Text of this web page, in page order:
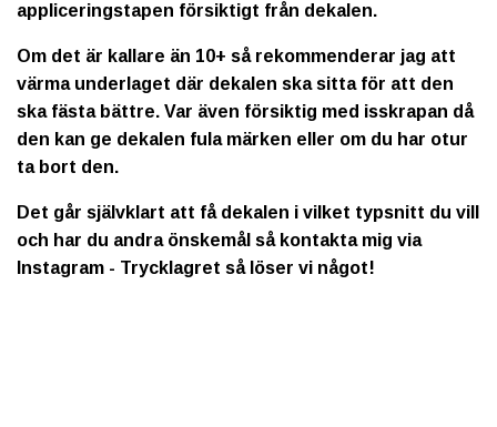
appliceringstapen försiktigt från dekalen.
Om det är kallare än 10+ så rekommenderar jag att
värma underlaget där dekalen ska sitta för att den
ska fästa bättre. Var även försiktig med isskrapan då
den kan ge dekalen fula märken eller om du har otur
ta bort den.
Det går självklart att få dekalen i vilket typsnitt du vill
och har du andra önskemål så kontakta mig via
Instagram - Trycklagret så löser vi något!